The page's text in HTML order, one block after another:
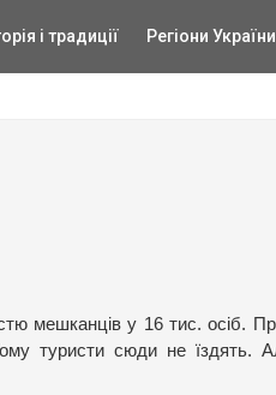
і традиції Регіони України
мешканців у 16 тис. осіб.
Тому туристи сюди не